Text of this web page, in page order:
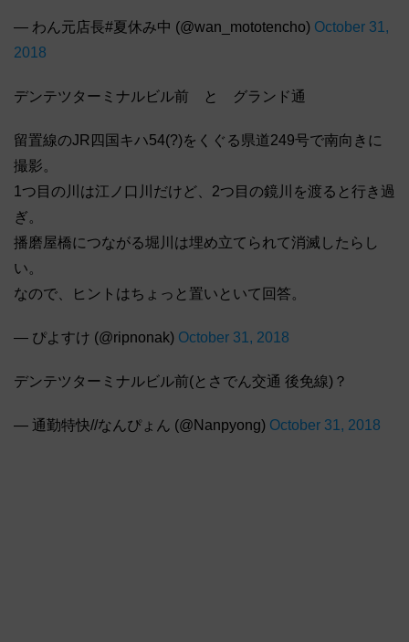
— わん元店長#夏休み中 (@wan_mototencho) October 31,
2018
デンテツターミナルビル前 と グランド通
留置線のJR四国キハ54(?)をくぐる県道249号で南向きに
撮影。
1つ目の川は江ノ口川だけど、2つ目の鏡川を渡ると行き過
ぎ。
播磨屋橋につながる堀川は埋め立てられて消滅したらし
い。
なので、ヒントはちょっと置いといて回答。
— ぴよすけ (@ripnonak) October 31, 2018
デンテツターミナルビル前(とさでん交通 後免線)？
— 通勤特快//なんぴょん (@Nanpyong) October 31, 2018